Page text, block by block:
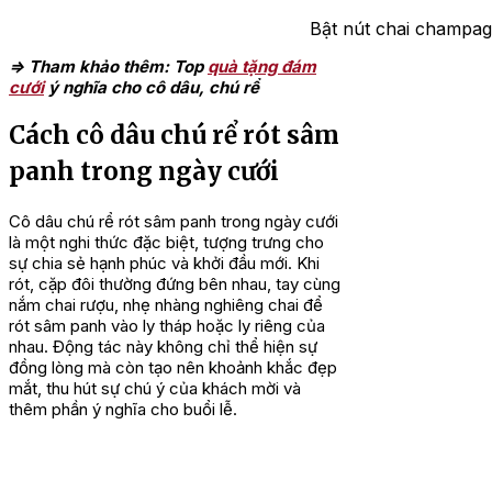
Bật nút chai
=> Tham khảo thêm: Top quà tặng đám
cướiý nghĩa cho cô dâu, chú rể
Cách cô dâu chú rể rót sâm
panh trong ngày cưới
Cô dâu chú rể rót sâm panh trong ngày cưới
là một nghi thức đặc biệt, tượng trưng cho
sự chia sẻ hạnh phúc và khởi đầu mới. Khi
rót, cặp đôi thường đứng bên nhau, tay cùng
nắm chai rượu, nhẹ nhàng nghiêng chai để
rót sâm panh vào ly tháp hoặc ly riêng của
nhau. Động tác này không chỉ thể hiện sự
đồng lòng mà còn tạo nên khoảnh khắc đẹp
mắt, thu hút sự chú ý của khách mời và
thêm phần ý nghĩa cho buổi lễ.